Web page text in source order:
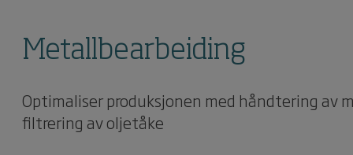
Metallbearbeiding
Optimaliser produksjonen med håndtering av
filtrering av oljetåke